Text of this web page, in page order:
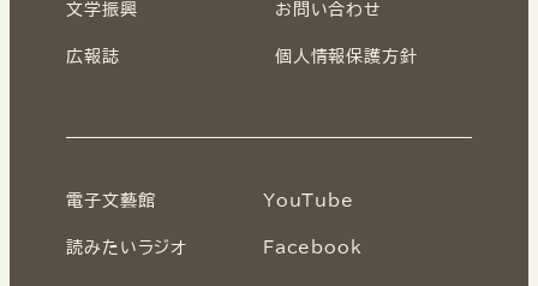
文学振興
広報誌
お問い合わせ
個人情報保護方針
電子文藝館
読みたいラジオ
YouTube
Facebook